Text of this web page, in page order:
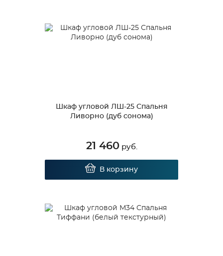
Шкаф угловой ЛШ-25 Спальня
Ливорно (дуб сонома)
21 460руб.
В корзину